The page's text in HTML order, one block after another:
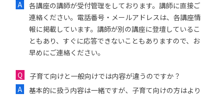
各講座の講師が受付管理をしております。講師に直接ご
連絡ください。電話番号・メールアドレスは、各講座情
報に掲載しています。講師が別の講座に登壇しているこ
ともあり、すぐに応答できないこともありますので、お
早めにご連絡ください。
子育て向けと一般向けでは内容が違うのですか？
基本的に扱う内容は一緒ですが、子育て向けの方はより